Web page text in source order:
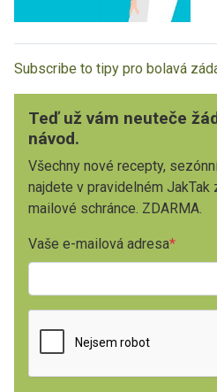
Subscribe to tipy pro bolavá
Teď už vám neuteče
návod.
Všechny nové recepty,
najdete v pravidelném
mailové schránce. ZDARMA.
Vaše e-mailová adresa